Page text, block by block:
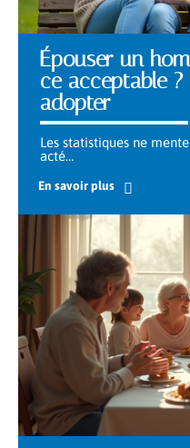
Épouser un
ce acceptable
adopter
Les statistiques ne
acté…
En savoir plus